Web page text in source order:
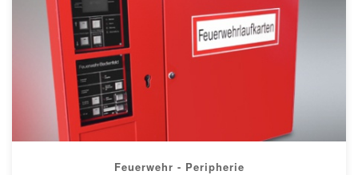
Feuerwehr - Peripherie